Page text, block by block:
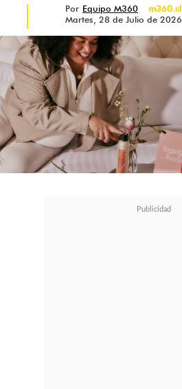
Por Equipo M360
m360.cl
Martes, 28 de Julio de 2026